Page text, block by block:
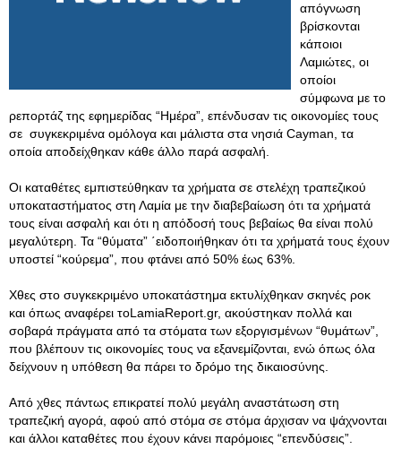
απόγνωση
βρίσκονται
κάποιοι
Λαμιώτες, οι
οποίοι
σύμφωνα με το
ρεπορτάζ της εφημερίδας “Ημέρα”, επένδυσαν τις οικονομίες τους
σε συγκεκριμένα ομόλογα και μάλιστα στα νησιά Cayman, τα
οποία αποδείχθηκαν κάθε άλλο παρά ασφαλή.
Οι καταθέτες εμπιστεύθηκαν τα χρήματα σε στελέχη τραπεζικού
υποκαταστήματος στη Λαμία με την διαβεβαίωση ότι τα χρήματά
τους είναι ασφαλή και ότι η απόδοσή τους βεβαίως θα είναι πολύ
μεγαλύτερη. Τα “θύματα” ΄ειδοποιήθηκαν ότι τα χρήματά τους έχουν
υποστεί “κούρεμα”, που φτάνει από 50% έως 63%.
Χθες στο συγκεκριμένο υποκατάστημα εκτυλίχθηκαν σκηνές ροκ
και όπως αναφέρει τοLamiaReport.gr, ακούστηκαν πολλά και
σοβαρά πράγματα από τα στόματα των εξοργισμένων “θυμάτων”,
που βλέπουν τις οικονομίες τους να εξανεμίζονται, ενώ όπως όλα
δείχνουν η υπόθεση θα πάρει το δρόμο της δικαιοσύνης.
Από χθες πάντως επικρατεί πολύ μεγάλη αναστάτωση στη
τραπεζική αγορά, αφού από στόμα σε στόμα άρχισαν να ψάχνονται
και άλλοι καταθέτες που έχουν κάνει παρόμοιες “επενδύσεις”.